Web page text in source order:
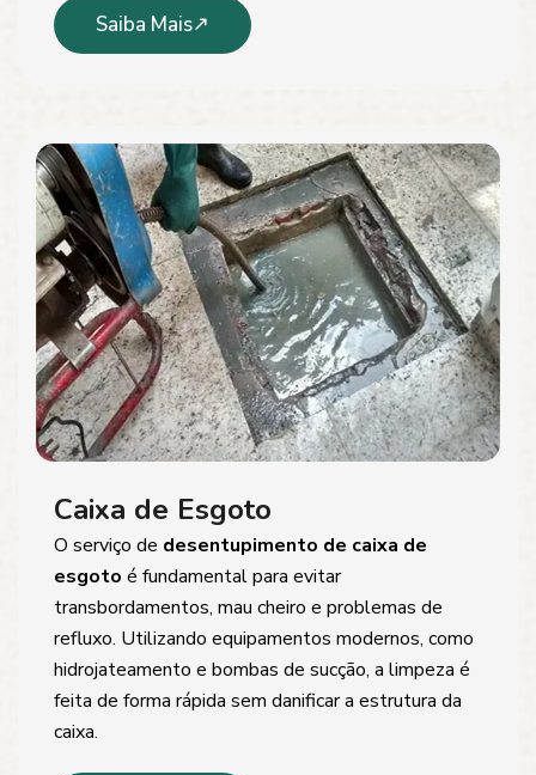
Saiba Mais
Caixa de Esgoto
O serviço de desentupimento de caixa de
esgoto é fundamental para evitar
transbordamentos, mau cheiro e problemas de
refluxo. Utilizando equipamentos modernos, como
hidrojateamento e bombas de sucção, a limpeza é
feita de forma rápida sem danificar a estrutura da
caixa.